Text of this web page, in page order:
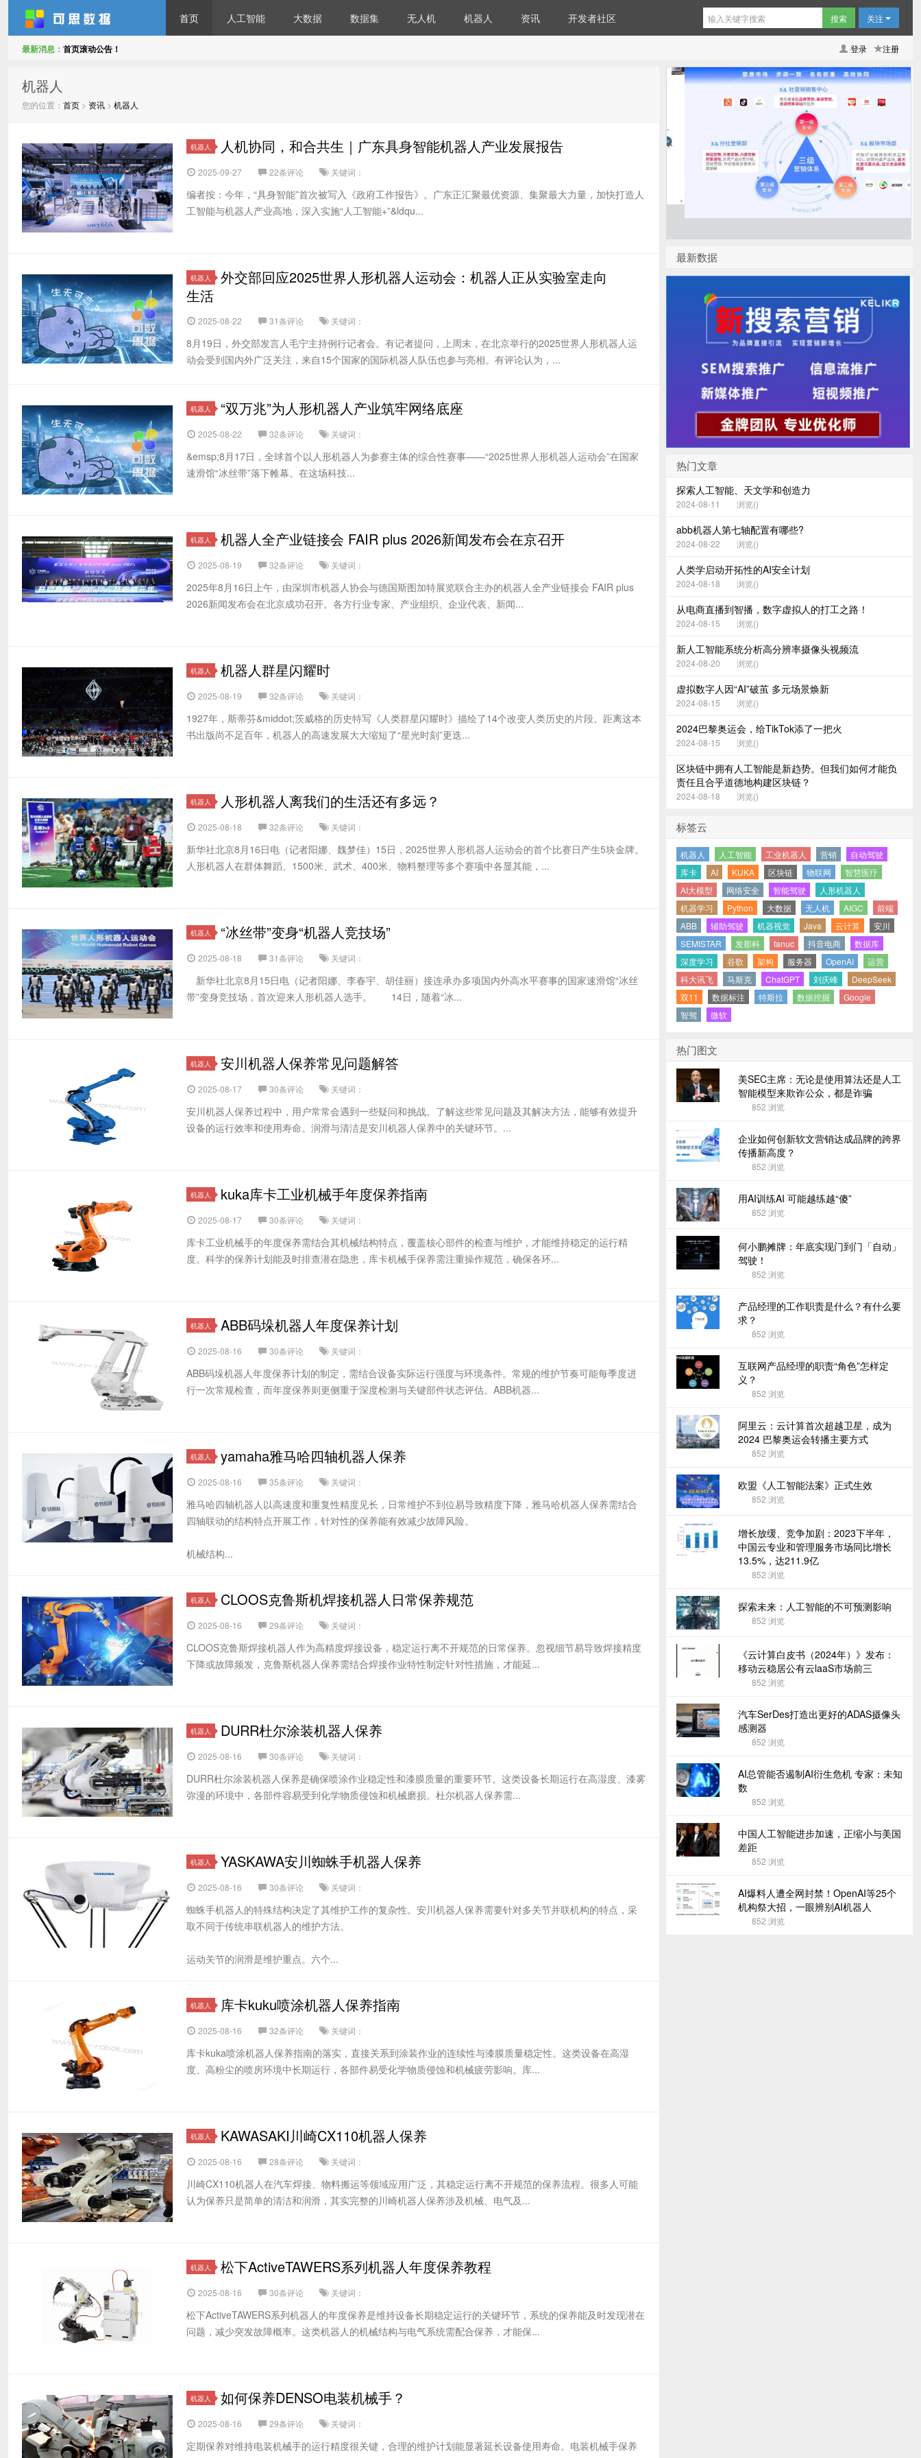
首页 人工智能 大数据 数据集 无人机 机器人 资讯 开发者社区 关注
登录 注册
最新消息： 首页滚动公告！
机器人
您的位置： 首页 > 资讯 > 机器人
机器人 人机协同，和合共生｜广东具身智能机器人产业发展报告
2025-09-27 22条评论 关键词：
编者按：今年，“具身智能”首次被写入《政府工作报告》。广东正汇聚最优资源、集聚最大力量，加快打造人
工智能与机器人产业高地，深入实施“人工智能+”&ldqu...
机器人
外交部回应2025世界人形机器人运动会：机器人正从实验室走向
生活
2025-08-22 31条评论 关键词：
8月19日，外交部发言人毛宁主持例行记者会。有记者提问，上周末，在北京举行的2025世界人形机器人运
动会受到国内外广泛关注，来自15个国家的国际机器人队伍也参与亮相。有评论认为，...
机器人 “双万兆”为人形机器人产业筑牢网络底座
2025-08-22 32条评论 关键词：
&emsp;8月17日，全球首个以人形机器人为参赛主体的综合性赛事——“2025世界人形机器人运动会”在国家
速滑馆“冰丝带”落下帷幕。在这场科技...
机器人 机器人全产业链接会 FAIR plus 2026新闻发布会在京召开
2025-08-19 32条评论 关键词：
2025年8月16日上午，由深圳市机器人协会与德国斯图加特展览联合主办的机器人全产业链接会 FAIR plus
2026新闻发布会在北京成功召开。各方行业专家、产业组织、企业代表、新闻...
机器人 机器人群星闪耀时
2025-08-19 32条评论 关键词：
1927年，斯蒂芬&middot;茨威格的历史特写《人类群星闪耀时》描绘了14个改变人类历史的片段。距离这本
书出版尚不足百年，机器人的高速发展大大缩短了“星光时刻”更迭...
机器人 人形机器人离我们的生活还有多远？
2025-08-18 32条评论 关键词：
新华社北京8月16日电（记者阳娜、魏梦佳）15日，2025世界人形机器人运动会的首个比赛日产生5块金牌。
人形机器人在群体舞蹈、1500米、武术、400米、物料整理等多个赛项中各显其能，...
机器人 “冰丝带”变身“机器人竞技场”
2025-08-18 31条评论 关键词：
新华社北京8月15日电（记者阳娜、李春宇、胡佳丽）接连承办多项国内外高水平赛事的国家速滑馆“冰丝
带”变身竞技场，首次迎来人形机器人选手。 14日，随着“冰...
机器人 安川机器人保养常见问题解答
2025-08-17 30条评论 关键词：
安川机器人保养过程中，用户常常会遇到一些疑问和挑战。了解这些常见问题及其解决方法，能够有效提升
设备的运行效率和使用寿命。润滑与清洁是安川机器人保养中的关键环节。...
机器人 kuka库卡工业机械手年度保养指南
2025-08-17 30条评论 关键词：
库卡工业机械手的年度保养需结合其机械结构特点，覆盖核心部件的检查与维护，才能维持稳定的运行精
度。科学的保养计划能及时排查潜在隐患，库卡机械手保养需注重操作规范，确保各环...
机器人 ABB码垛机器人年度保养计划
2025-08-16 30条评论 关键词：
ABB码垛机器人年度保养计划的制定，需结合设备实际运行强度与环境条件。常规的维护节奏可能每季度进
行一次常规检查，而年度保养则更侧重于深度检测与关键部件状态评估。ABB机器...
机器人 yamaha雅马哈四轴机器人保养
2025-08-16 35条评论 关键词：
雅马哈四轴机器人以高速度和重复性精度见长，日常维护不到位易导致精度下降，雅马哈机器人保养需结合
四轴联动的结构特点开展工作，针对性的保养能有效减少故障风险。
机械结构...
机器人 CLOOS克鲁斯机焊接机器人日常保养规范
2025-08-16 29条评论 关键词：
CLOOS克鲁斯焊接机器人作为高精度焊接设备，稳定运行离不开规范的日常保养。忽视细节易导致焊接精度
下降或故障频发，克鲁斯机器人保养需结合焊接作业特性制定针对性措施，才能延...
机器人 DURR杜尔涂装机器人保养
2025-08-16 30条评论 关键词：
DURR杜尔涂装机器人保养是确保喷涂作业稳定性和漆膜质量的重要环节。这类设备长期运行在高湿度、漆雾
弥漫的环境中，各部件容易受到化学物质侵蚀和机械磨损。杜尔机器人保养需...
机器人 YASKAWA安川蜘蛛手机器人保养
2025-08-16 30条评论 关键词：
蜘蛛手机器人的特殊结构决定了其维护工作的复杂性。安川机器人保养需要针对多关节并联机构的特点，采
取不同于传统串联机器人的维护方法。
运动关节的润滑是维护重点。六个...
机器人 库卡kuku喷涂机器人保养指南
2025-08-16 32条评论 关键词：
库卡kuka喷涂机器人保养指南的落实，直接关系到涂装作业的连续性与漆膜质量稳定性。这类设备在高湿
度、高粉尘的喷房环境中长期运行，各部件易受化学物质侵蚀和机械疲劳影响。库...
机器人 KAWASAKI川崎CX110机器人保养
2025-08-16 28条评论 关键词：
川崎CX110机器人在汽车焊接、物料搬运等领域应用广泛，其稳定运行离不开规范的保养流程。很多人可能
认为保养只是简单的清洁和润滑，其实完整的川崎机器人保养涉及机械、电气及...
机器人 松下ActiveTAWERS系列机器人年度保养教程
2025-08-16 30条评论 关键词：
松下ActiveTAWERS系列机器人的年度保养是维持设备长期稳定运行的关键环节，系统的保养能及时发现潜在
问题，减少突发故障概率。这类机器人的机械结构与电气系统需配合保养，才能保...
机器人 如何保养DENSO电装机械手？
2025-08-16 29条评论 关键词：
定期保养对维持电装机械手的运行精度很关键，合理的维护计划能显著延长设备使用寿命。电装机械手保养
最新数据
热门文章
探索人工智能、天文学和创造力
2024-08-11 浏览()
abb机器人第七轴配置有哪些?
2024-08-22 浏览()
人类学启动开拓性的AI安全计划
2024-08-18 浏览()
从电商直播到智播，数字虚拟人的打工之路！
2024-08-15 浏览()
新人工智能系统分析高分辨率摄像头视频流
2024-08-20 浏览()
虚拟数字人因“AI”破茧 多元场景焕新
2024-08-15 浏览()
2024巴黎奥运会，给TikTok添了一把火
2024-08-15 浏览()
区块链中拥有人工智能是新趋势。但我们如何才能负
责任且合乎道德地构建区块链？
2024-08-18 浏览()
标签云
机器人 人工智能 工业机器人 营销
自动驾驶
库卡
AI KUKA 区块链 物联网
智慧医疗
AI大模型
网络安全 智能驾驶
人形机器人
机器学习
Python 大数据 无人机 AIGC
前端
ABB
辅助驾驶 机器视觉 Java 云计算
安川
SEMISTAR
发那科 fanuc 抖音电商
数据库
深度学习
谷歌 架构 服务器 OpenAI
运营
科大讯飞
马斯克 ChatGPT 刘庆峰
DeepSeek
双11
数据标注 特斯拉 数据挖掘
Google
智驾
微软
热门图文
美SEC主席：无论是使用算法还是人工
智能模型来欺诈公众，都是诈骗
852 浏览
企业如何创新软文营销达成品牌的跨界
传播新高度？
852 浏览
用AI训练AI 可能越练越“傻”
852 浏览
何小鹏摊牌：年底实现门到门「自动」
驾驶！
852 浏览
产品经理的工作职责是什么？有什么要
求？
852 浏览
互联网产品经理的职责“角色”怎样定
义？
852 浏览
阿里云：云计算首次超越卫星，成为
2024 巴黎奥运会转播主要方式
852 浏览
欧盟《人工智能法案》正式生效
852 浏览
增长放缓、竞争加剧：2023下半年，
中国云专业和管理服务市场同比增长
13.5%，达211.9亿
852 浏览
探索未来：人工智能的不可预测影响
852 浏览
《云计算白皮书（2024年）》发布：
移动云稳居公有云laaS市场前三
852 浏览
汽车SerDes打造出更好的ADAS摄像头
感测器
852 浏览
AI总管能否遏制AI衍生危机 专家：未知
数
852 浏览
中国人工智能进步加速，正缩小与美国
差距
852 浏览
AI爆料人遭全网封禁！OpenAI等25个
机构祭大招，一眼辨别AI机器人
852 浏览